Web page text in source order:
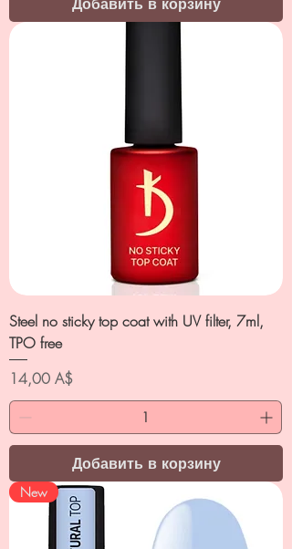
Steel no sticky top coat with UV filter, 7ml,
TPO free
Цена
14,00 A$
Добавить в корзину
New